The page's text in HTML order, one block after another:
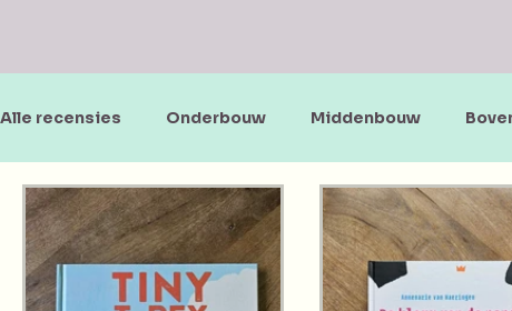
Alle recensies Onderbouw Middenbouw
Doe-en zoekboeken Baby's en peuters